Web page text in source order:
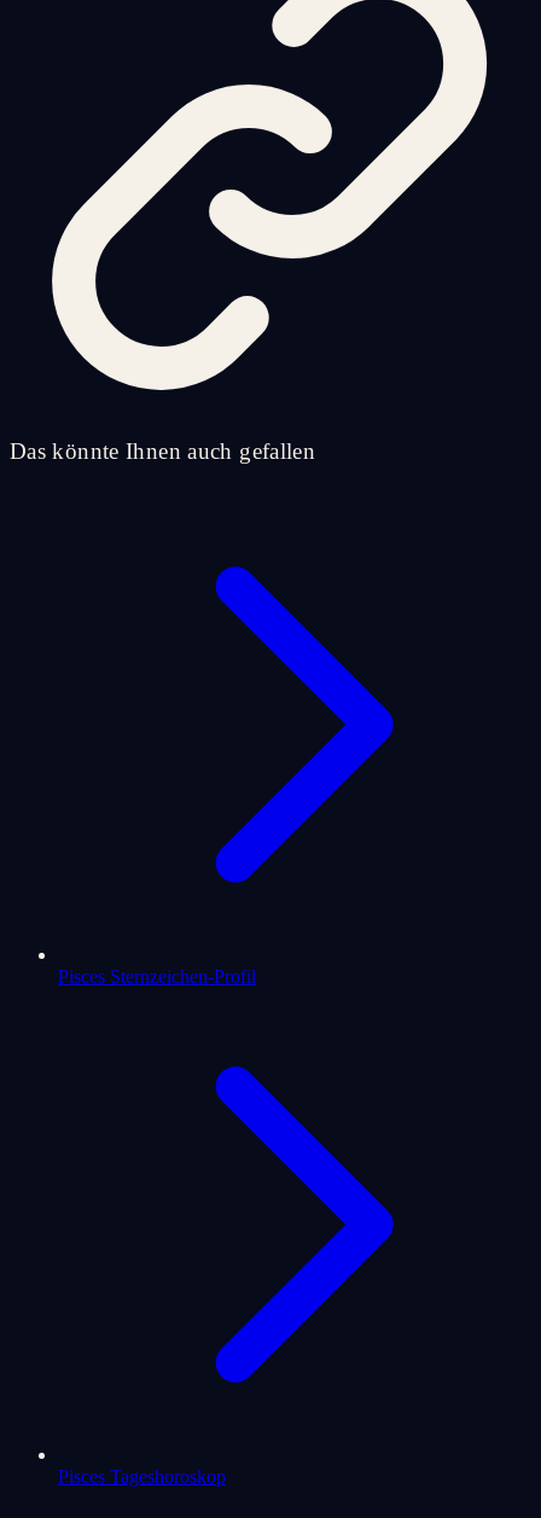
Das könnte Ihnen auch gefallen
Pisces Sternzeichen-Profil
Pisces Tageshoroskop